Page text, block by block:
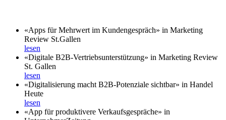
«Apps für Mehrwert im Kundengespräch» in Marketing
Review St.Gallen
lesen
«Digitale B2B-Vertriebsunterstützung» in Marketing Review
St. Gallen
lesen
«Digitalisierung macht B2B-Potenziale sichtbar» in Handel
Heute
lesen
«App für produktivere Verkaufsgespräche» in